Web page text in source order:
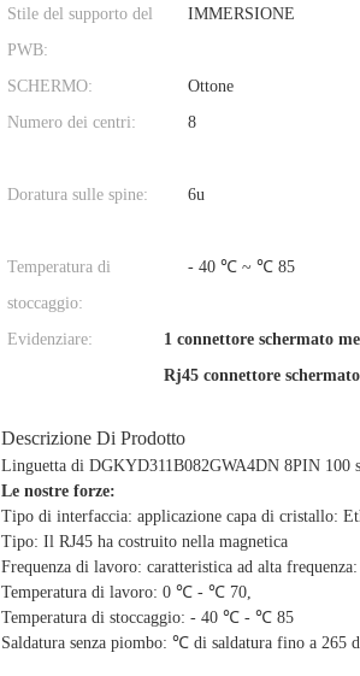
Stile del supporto del
PWB:
IMMERSIONE
SCHERMO: Ottone
Numero dei centri:
8
Doratura sulle spine: 6u
Temperatura di
stoccaggio:
- 40 ℃ ~ ℃ 85
Evidenziare: 1 connettore schermato
Rj45 connettore
Descrizione Di Prodotto
Linguetta di DGKYD311B082GWA4DN 8PIN 100
Le nostre forze:
Tipo di interfaccia: applicazione capa di cristallo:
Tipo: Il RJ45 ha costruito nella magnetica
Frequenza di lavoro: caratteristica ad alta
Temperatura di lavoro: 0 ℃ - ℃ 70,
Temperatura di stoccaggio: - 40 ℃ - ℃ 85
Saldatura senza piombo: ℃ di saldatura fino a 265